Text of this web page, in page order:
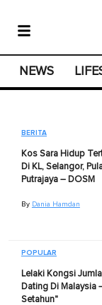
NEWS
BERITA
Kos Sara Hidup
Di KL, Selangor,
Putrajaya – DOSM
By Dania Hamdan
POPULAR
Lelaki Kongsi
Dating Di Malaysia
Setahun"